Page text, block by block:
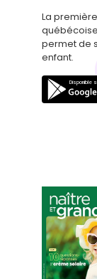
La
permet de
enfant.